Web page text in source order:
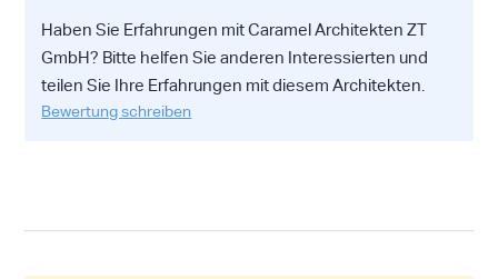
Haben Sie Erfahrungen mit Caramel Architekten ZT
GmbH? Bitte helfen Sie anderen Interessierten und
teilen Sie Ihre Erfahrungen mit diesem Architekten.
Bewertung schreiben